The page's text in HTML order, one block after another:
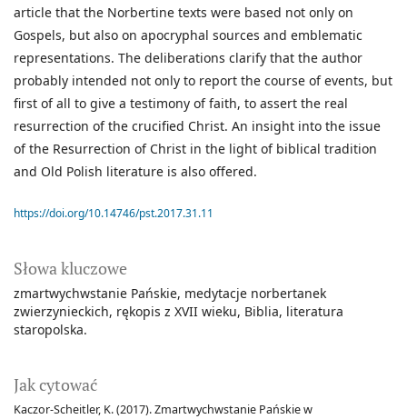
Słowa kluczowe
zmartwychwstanie Pańskie medytacje norbertanek
zwierzynieckich rękopis z XVII wieku Biblia literatura
staropolska.
Jak cytować
Kaczor-Scheitler, K. (2017). Zmartwychwstanie Pańskie w
article that the Norbertine texts were based not only on
Gospels, but also on apocryphal sources and emblematic
representations. The deliberations clarify that the author
probably intended not only to report the course of events, but
first of all to give a testimony of faith, to assert the real
resurrection of the crucified Christ. An insight into the issue
of the Resurrection of Christ in the light of biblical tradition
and Old Polish literature is also offered.
https://doi.org/10.14746/pst.2017.31.11